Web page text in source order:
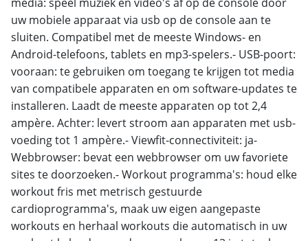
uw mobiele apparaat via usb op de console aan te
sluiten. Compatibel met de meeste Windows- en
Android-telefoons, tablets en mp3-spelers.- USB-poort:
vooraan: te gebruiken om toegang te krijgen tot media
van compatibele apparaten en om software-updates te
installeren. Laadt de meeste apparaten op tot 2,4
ampère. Achter: levert stroom aan apparaten met usb-
voeding tot 1 ampère.- Viewfit-connectiviteit: ja-
Webbrowser: bevat een webbrowser om uw favoriete
sites te doorzoeken.- Workout programma's: houd elke
workout fris met metrisch gestuurde
cardioprogramma's, maak uw eigen aangepaste
workouts en herhaal workouts die automatisch in uw